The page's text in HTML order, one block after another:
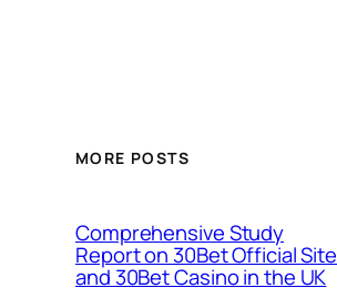
MORE POSTS
Comprehensive Study
Report on 30Bet Official Site
and 30Bet Casino in the UK